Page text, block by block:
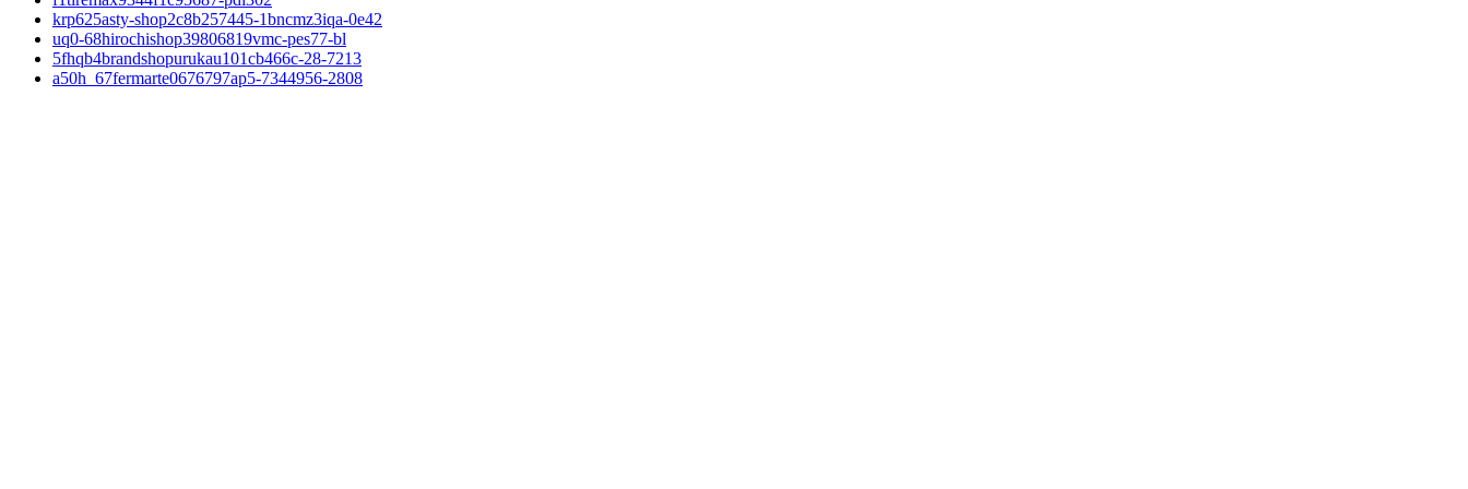
krp625asty-shop2c8b257445-1bncmz3iqa-0e42
uq0-68hirochishop39806819vmc-pes77-bl
5fhqb4brandshopurukau101cb466c-28-7213
a50h_67fermarte0676797ap5-7344956-2808